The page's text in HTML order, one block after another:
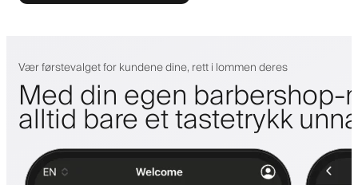
Vær førstevalget for kundene dine, rett i lommen deres
Med din egen
alltid bare et tastetrykk